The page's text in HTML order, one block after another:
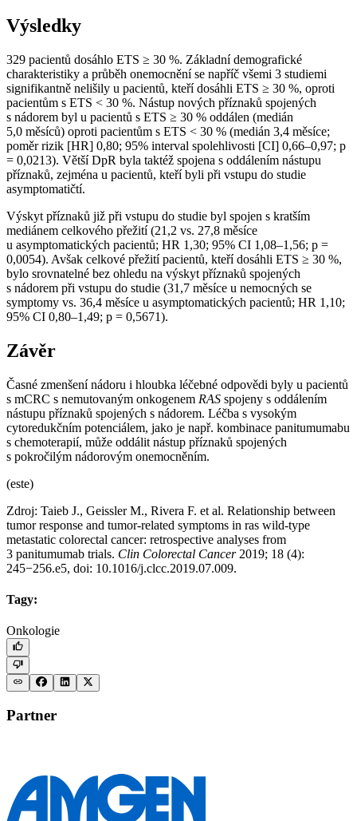
Výsledky
329 pacientů dosáhlo ETS ≥ 30 %. Základní demografické
charakteristiky a průběh onemocnění se napříč všemi 3 studiemi
signifikantně nelišily u pacientů, kteří dosáhli ETS ≥ 30 %, oproti
pacientům s ETS < 30 %. Nástup nových příznaků spojených
s nádorem byl u pacientů s ETS ≥ 30 % oddálen (medián
5,0 měsíců) oproti pacientům s ETS < 30 % (medián 3,4 měsíce;
poměr rizik [HR] 0,80; 95% interval spolehlivosti [CI] 0,66–0,97; p
= 0,0213). Větší DpR byla taktéž spojena s oddálením nástupu
příznaků, zejména u pacientů, kteří byli při vstupu do studie
asymptomatičtí.
Výskyt příznaků již při vstupu do studie byl spojen s kratším
mediánem celkového přežití (21,2 vs. 27,8 měsíce
u asymptomatických pacientů; HR 1,30; 95% CI 1,08–1,56; p =
0,0054). Avšak celkové přežití pacientů, kteří dosáhli ETS ≥ 30 %,
bylo srovnatelné bez ohledu na výskyt příznaků spojených
s nádorem při vstupu do studie (31,7 měsíce u nemocných se
symptomy vs. 36,4 měsíce u asymptomatických pacientů; HR 1,10;
95% CI 0,80–1,49; p = 0,5671).
Závěr
Časné zmenšení nádoru i hloubka léčebné odpovědi byly u pacientů
s mCRC s nemutovaným onkogenem RAS spojeny s oddálením
nástupu příznaků spojených s nádorem. Léčba s vysokým
cytoredukčním potenciálem, jako je např. kombinace panitumumabu
s chemoterapií, může oddálit nástup příznaků spojených
s pokročilým nádorovým onemocněním.
(este)
Zdroj: Taieb J., Geissler M., Rivera F. et al. Relationship between
tumor response and tumor-related symptoms in ras wild-type
metastatic colorectal cancer: retrospective analyses from
3 panitumumab trials. Clin Colorectal Cancer2019; 18 (4):
245−256.e5, doi: 10.1016/j.clcc.2019.07.009.
Tagy:
Onkologie
Partner